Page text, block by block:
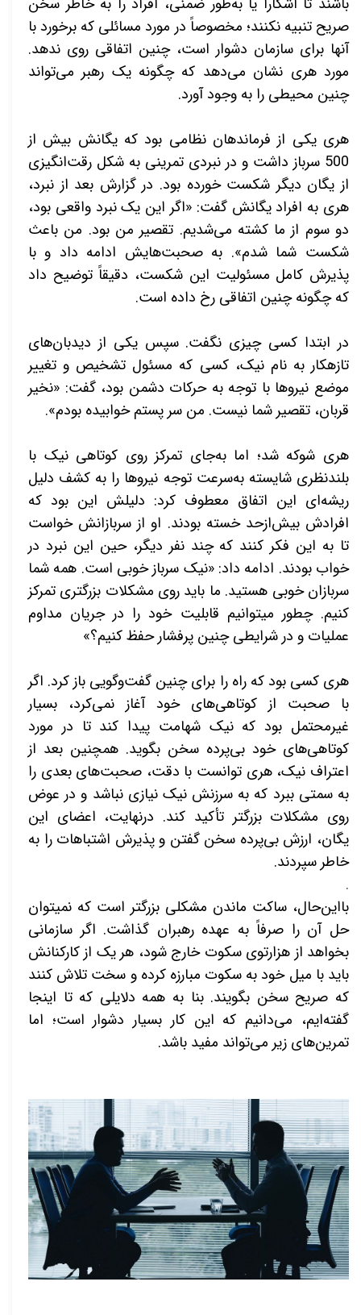
صریح تنبیهنکنند؛ مخصوصاً در مورد مسائلی که برخورد با
آن­ها برای سازمان دشوار است، چنین اتفاقی روی ندهد.
مورد هری نشان می‌­دهد که چگونه یک رهبر می‌­تواند
چنین محیطی را به وجود آورد.
هری یکی از فرماندهان نظامی بود که یگانش بیش از
500 سرباز داشت و در نبردی تمرینی به شکل رقت‌­انگیزی
از یگان دیگر شکست خورده بود. در گزارش بعد از نبرد،
هری به افراد یگانش گفت: «اگر این یک نبرد واقعی بود،
دو سوم از ما کشته می­‌شدیم. تقصیر من بود. من باعث
شکست شما شدم». به صحبت­‌هایش ادامه داد و با
پذیرش کامل مسئولیت این شکست، دقیقاً توضیح داد
که چگونه چنین اتفاقی رخ داده است.
در ابتدا کسی چیزی نگفت. سپس یکی از دیدبان­‌های
تازه­کار به نام نیک، کسی که مسئول تشخیص و تغییر
موضع نیروها با توجه به حرکات دشمن بود، گفت: «نخیر
قربان، تقصیر شما نیست. من سر پستم خوابیده بودم».
هری شوکه شد؛ اما به‌جای تمرکز روی کوتاهی نیک با
بلندنظری شایسته به‌سرعت توجه نیروها را به کشف دلیل
ریشه‌­ای این اتفاق معطوف کرد: دلیلش این بود که
افرادش بیش‌ازحد خسته بودند. او از سربازانش خواست
تا به این فکر کنند که چند نفر دیگر، حین این نبرد در
خواب بودند. ادامه داد: «نیک سرباز خوبی است. همه شما
سربازان خوبی هستید. ما باید روی مشکلات بزرگ­تری تمرکز
کنیم. چطور می­توانیم قابلیت خود را در جریان مداوم
عملیات و در شرایطی چنین پرفشار حفظ کنیم؟»
هری کسی بود که راه را برای چنین گفت­‌وگویی باز کرد. اگر
با صحبت از کوتاهی­‌های خود آغاز نمی­‌کرد، بسیار
غیرمحتمل بود که نیک شهامت پیدا کند تا در مورد
کوتاهی­‌های خود بی‌­پرده سخن بگوید. همچنین بعد از
اعتراف نیک، هری توانست با دقت، صحبت­‌های بعدی را
به سمتی ببرد که به سرزنش نیکنیازی نباشد و در عوض
روی مشکلات بزرگ­تر تأکید کند. درنهایت، اعضای این
یگان، ارزش بی‌­پرده سخن گفتن و پذیرش اشتباهات را به
خاطر سپردند.
.
بااین‌حال، ساکت ماندن مشکلی بزرگ­تر است که نمی­توان
حل آن­ را صرفاً به عهده رهبران گذاشت. اگر سازمانی
بخواهد از هزارتوی سکوت خارج شود، هر یک از کارکنانش
باید با میل خود به سکوت مبارزه کرده و سخت تلاش کنند
که صریح سخن بگویند. بنا به همه دلایلی که تا اینجا
گفته‌­ایم، می­‌دانیم که این کار بسیار دشوار است؛ اما
تمرین‌­های زیر می‌­تواند مفید باشد.